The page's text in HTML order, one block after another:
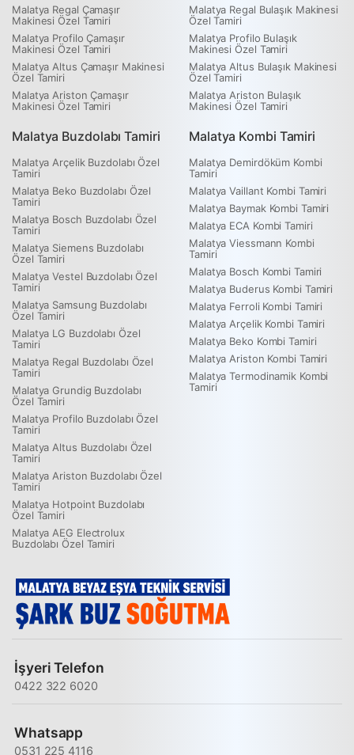
Malatya Regal Çamaşır
Makinesi Özel Tamiri
Malatya Profilo Çamaşır
Makinesi Özel Tamiri
Malatya Altus Çamaşır Makinesi
Özel Tamiri
Malatya Ariston Çamaşır
Makinesi Özel Tamiri
Malatya Regal Bulaşık Makinesi
Özel Tamiri
Malatya Profilo Bulaşık
Makinesi Özel Tamiri
Malatya Altus Bulaşık Makinesi
Özel Tamiri
Malatya Ariston Bulaşık
Makinesi Özel Tamiri
Malatya Buzdolabı Tamiri
Malatya Arçelik Buzdolabı Özel
Tamiri
Malatya Beko Buzdolabı Özel
Tamiri
Malatya Bosch Buzdolabı Özel
Tamiri
Malatya Siemens Buzdolabı
Özel Tamiri
Malatya Vestel Buzdolabı Özel
Tamiri
Malatya Samsung Buzdolabı
Özel Tamiri
Malatya LG Buzdolabı Özel
Tamiri
Malatya Regal Buzdolabı Özel
Tamiri
Malatya Grundig Buzdolabı
Özel Tamiri
Malatya Profilo Buzdolabı Özel
Tamiri
Malatya Altus Buzdolabı Özel
Tamiri
Malatya Ariston Buzdolabı Özel
Tamiri
Malatya Hotpoint Buzdolabı
Özel Tamiri
Malatya AEG Electrolux
Buzdolabı Özel Tamiri
Malatya Kombi Tamiri
Malatya Demirdöküm Kombi
Tamiri
Malatya Vaillant Kombi Tamiri
Malatya Baymak Kombi Tamiri
Malatya ECA Kombi Tamiri
Malatya Viessmann Kombi
Tamiri
Malatya Bosch Kombi Tamiri
Malatya Buderus Kombi Tamiri
Malatya Ferroli Kombi Tamiri
Malatya Arçelik Kombi Tamiri
Malatya Beko Kombi Tamiri
Malatya Ariston Kombi Tamiri
Malatya Termodinamik Kombi
Tamiri
İşyeri Telefon
0422 322 6020
Whatsapp
0531 225 4116